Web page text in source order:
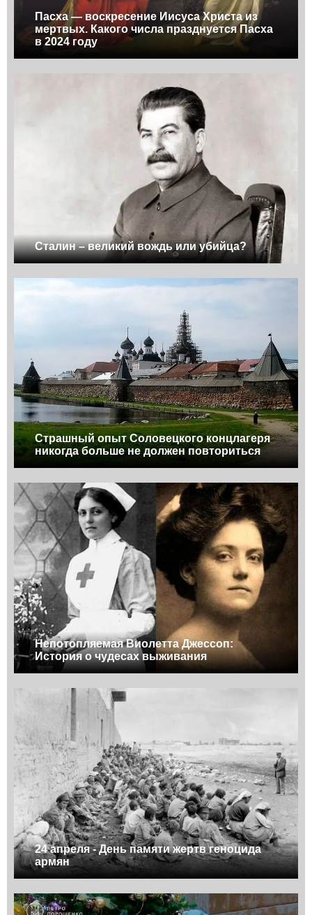
Пасха — воскресение Иисуса Христа из
мертвых. Какого числа празднуется Пасха
в 2024 году
Сталин – великий вождь или убийца?
Страшный опыт Соловецкого концлагеря
никогда больше не должен повториться
Непотопляемая Виолетта Джессоп:
История о чудесах выживания
24 апреля - День памяти жертв геноцида
армян